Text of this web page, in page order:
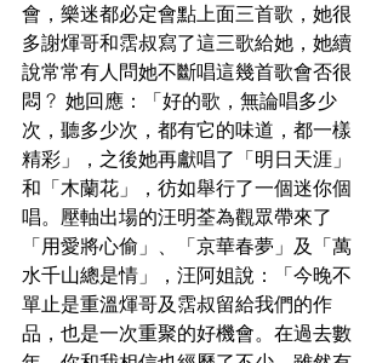
會，樂迷都必定會點上面三首歌，她很
多謝煇哥和霑叔寫了這三歌給她，她續
說常常有人問她不斷唱這幾首歌會否很
悶 ?  她回應：「好的歌，無論唱多少
次，聽多少次，都有它的味道，都一樣
精彩」，之後她再獻唱了「明日天涯」
和「木蘭花」，彷如舉行了一個迷你個
唱。壓軸出場的汪明荃為觀眾帶來了
「用愛將心偷」、「京華春夢」及「萬
水千山總是情」，汪阿姐說：「今晚不
單止是重溫煇哥及霑叔留給我們的作
品，也是一次重聚的好機會。在過去數